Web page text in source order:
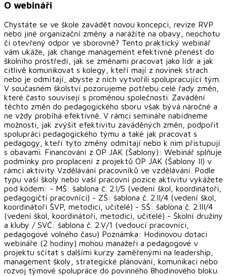
O webináři
Chystáte se ve škole zavádět novou koncepci, revize RVP
nebo jiné organizační změny a narážíte na obavy, neochotu
či otevřený odpor ve sborovně? Tento praktický webinář
vám ukáže, jak change management efektivně přenést do
školního prostředí, jak se změnami pracovat jako lídr a jak
citlivě komunikovat s kolegy, kteří mají z novinek strach
nebo je odmítají, abyste z nich vytvořili spolupracující tým.
V současném školství pozorujeme potřebu celé řady změn,
které často souvisejí s proměnou společnosti. Zavádění
těchto změn do pedagogického sboru však bývá náročné a
ne vždy probíhá efektivně. V rámci semináře nabídneme
možnosti, jak zvýšit efektivitu zaváděných změn, podpořit
spolupráci pedagogického týmu a také jak pracovat s
pedagogy, kteří tyto změny odmítají nebo k nim přistupují
s obavami. Financování z OP JAK (Šablony): Webinář splňuje
podmínky pro proplacení z projektů OP JAK (Šablony II) v
rámci aktivity Vzdělávání pracovníků ve vzdělávání. Podle
typu vaší školy nebo vaší pracovní pozice aktivitu vykážete
pod kódem: - MŠ: šablona č. 2.I/5 (vedení škol, koordinátoři,
pedagogičtí pracovníci) - ZŠ: šablona č. 2.II/4 (vedení škol,
koordinátoři ŠVP, metodici, učitelé) - SŠ: šablona č. 2.III/4
(vedení škol, koordinátoři, metodici, učitelé) - Školní družiny
a kluby / SVČ: šablona č. 2.V/1 (vedoucí pracovníci,
pedagogové volného času) Poznámka: Hodinovou dotaci
webináře (2 hodiny) mohou manažeři a pedagogové v
projektu sčítat s dalšími kurzy zaměřenými na leadership,
management školy, strategické plánování, komunikaci nebo
rozvoj týmové spolupráce do povinného 8hodinového bloku.